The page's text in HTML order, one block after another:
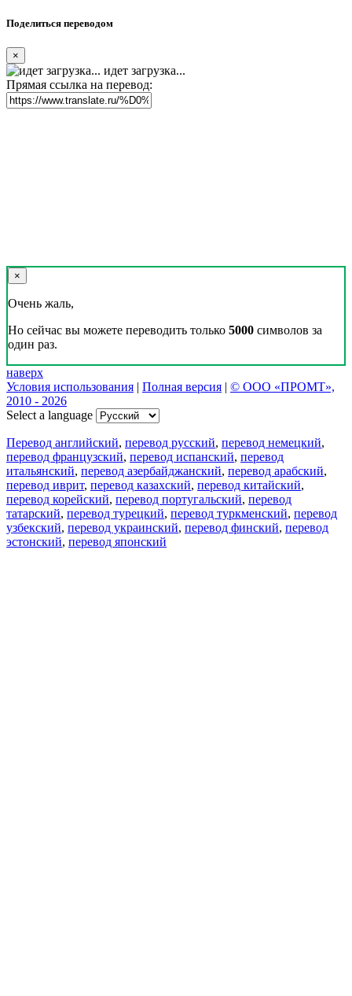
Поделиться переводом
×
идет загрузка...
Прямая ссылка на перевод:
×
Очень жаль,
Но сейчас вы можете переводить только 5000 символов за
один раз.
наверх
Условия использования | Полная версия | © ООО «ПРОМТ»,
2010 - 2026
Select a language
Перевод английский, перевод русский, перевод немецкий,
перевод французский, перевод испанский, перевод
итальянский, перевод азербайджанский, перевод арабский,
перевод иврит, перевод казахский, перевод китайский,
перевод корейский, перевод португальский, перевод
татарский, перевод турецкий, перевод туркменский, перевод
узбекский, перевод украинский, перевод финский, перевод
эстонский, перевод японский